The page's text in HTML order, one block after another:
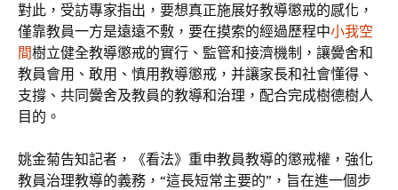
對此，受訪專家指出，要想真正施展好教導懲戒的感化，
僅靠教員一方是遠遠不敷，要在摸索的經過歷程中小我空
間樹立健全教導懲戒的實行、監管和接濟機制，讓黌舍和
教員會用、敢用、慎用教導懲戒，并讓家長和社會懂得、
支撐、共同黌舍及教員的教導和治理，配合完成樹德樹人
目的。
姚金菊告知記者，《看法》重申教員教導的懲戒權，強化
教員治理教導的義務，“這長短常主要的”，旨在進一個步